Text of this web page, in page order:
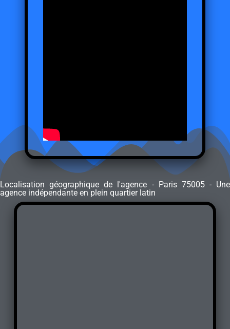
Localisation géographique de l'agence - Paris 75005 - Une
agence indépendante en plein quartier latin